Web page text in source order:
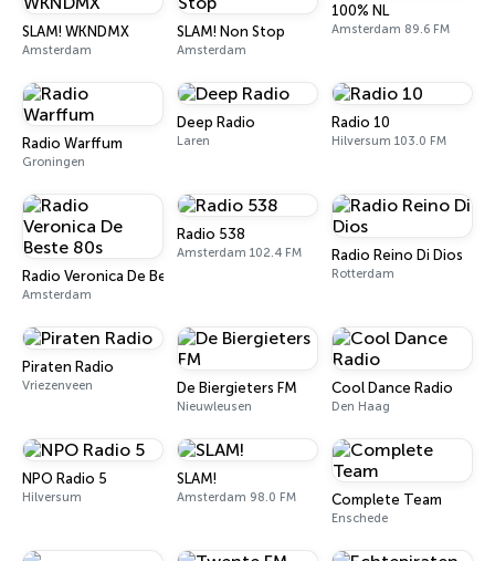
SLAM! WKNDMX
Amsterdam
SLAM! Non Stop
Amsterdam
100% NL
Amsterdam 89.6 FM
Radio Warffum
Groningen
Deep Radio
Laren
Radio 10
Hilversum 103.0 FM
Radio Veronica De Beste 80s
Amsterdam
Radio 538
Amsterdam 102.4 FM Radio Reino Di Dios
Rotterdam
Piraten Radio
Vriezenveen De Biergieters FM
Nieuwleusen
Cool Dance Radio
Den Haag
NPO Radio 5
Hilversum
SLAM!
Amsterdam 98.0 FM Complete Team
Enschede